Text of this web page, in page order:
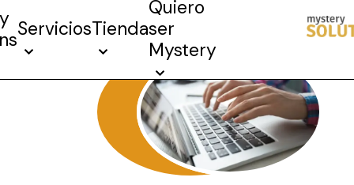
ServiciosTienda
Quiero
ser
Mystery